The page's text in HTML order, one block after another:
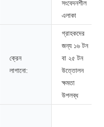
সংবেদনশীল
এলাকা
ক্রেন
লাগানো:
গ্রাহকদের
জন্য ১৬ টন
বা ২৫ টন
উত্তোলন
ক্ষমতা
উপলব্ধ